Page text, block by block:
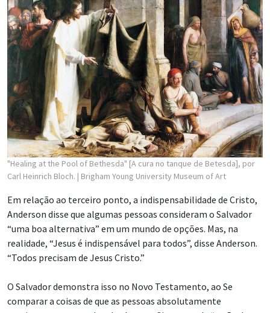
“O Espírito Santo é uma fonte de conhecimento e é a melhor
fonte, porque o Espírito Santo nos revela como as coisas
realmente são e nos conduz a toda a verdade”, disse Anderson.
Ele também citou o falecidoPresidente Russell M. Nelson,
que, durante a
conferência geral de abril de 2023, disse que a
resposta a qualquer pergunta ou problema sempre se
encontra nos ensinamentos de Cristo.
“Eu sei que isso é verdade”, disse Anderson. “E sei que, ao
pagarmos o preço no Novo Testamento, Jesus se revelará a
nós.”
Episódio 306: Temas do Novo Testamento o
‘Vem, e Segue-Me’ de 2027 com o professor do
instituto, Donny Anderson [em inglês]
Currículo do ‘Vem, e Segue-Me’ de 2027 já está
disponível